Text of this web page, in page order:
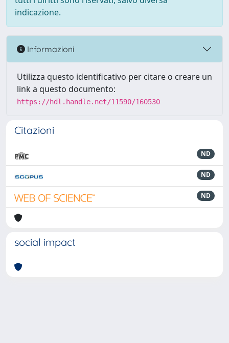
indicazione.
Informazioni
Utilizza questo identificativo per citare o creare un
link a questo documento:
https://hdl.handle.net/11590/160530
Citazioni
ND
ND
ND
social impact